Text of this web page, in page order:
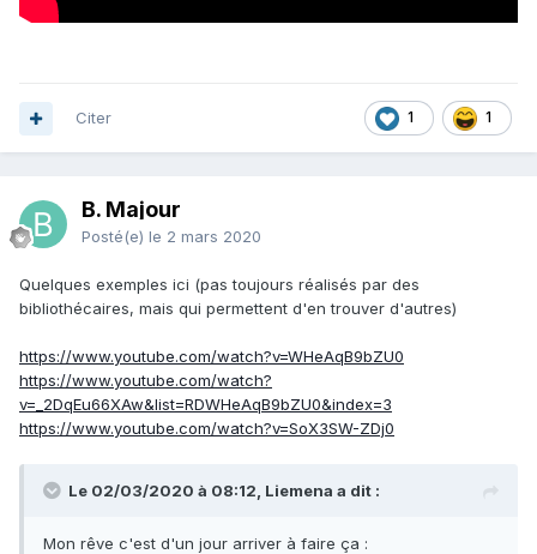
1 1
Citer
B. Majour
Posté(e) le 2 mars 2020
Quelques exemples ici (pas toujours réalisés par des
bibliothécaires, mais qui permettent d'en trouver d'autres)
https://www.youtube.com/watch?v=WHeAqB9bZU0
https://www.youtube.com/watch?
v=_2DqEu66XAw&list=RDWHeAqB9bZU0&index=3
https://www.youtube.com/watch?v=SoX3SW-ZDj0
Le 02/03/2020 à 08:12, Liemena a dit :
Mon rêve c'est d'un jour arriver à faire ça :